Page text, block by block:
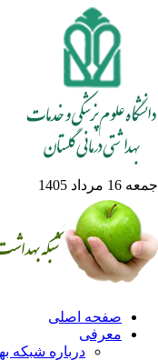
مرداد 1405
صفحه اصلی
معرفی
درباره شبکه